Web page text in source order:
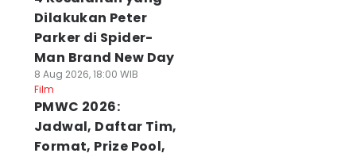
Dilakukan Peter
Parker di Spider-
Man Brand New Day
8 Aug 2026, 18:00 WIB
Film
PMWC 2026:
Jadwal, Daftar Tim,
Format, Prize Pool,